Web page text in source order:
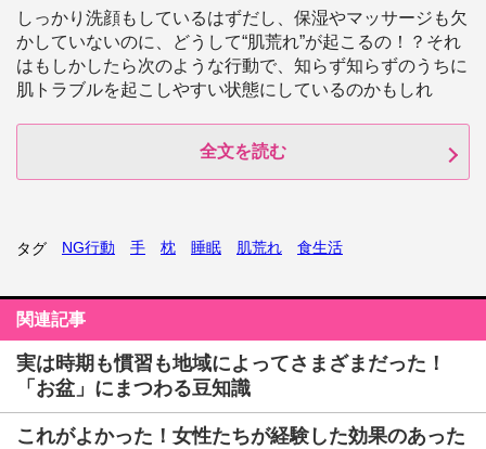
しっかり洗顔もしているはずだし、保湿やマッサージも欠
かしていないのに、どうして“肌荒れ”が起こるの！？それ
はもしかしたら次のような行動で、知らず知らずのうちに
肌トラブルを起こしやすい状態にしているのかもしれ
全文を読む
タグ NG行動 手 枕 睡眠 肌荒れ 食生活
関連記事
実は時期も慣習も地域によってさまざまだった！
「お盆」にまつわる豆知識
これがよかった！女性たちが経験した効果のあった